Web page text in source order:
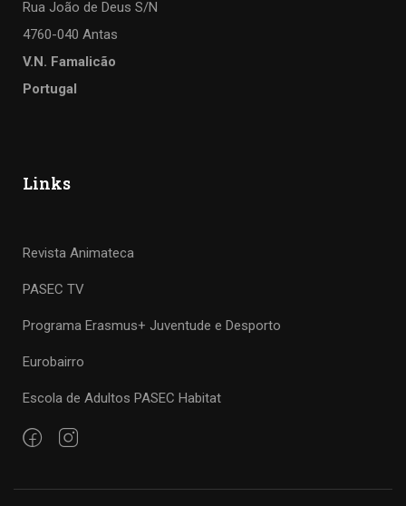
Rua João de Deus S/N
4760-040 Antas
V.N. Famalicão
Portugal
Links
Revista Animateca
PASEC TV
Programa Erasmus+ Juventude e Desporto
Eurobairro
Escola de Adultos PASEC Habitat